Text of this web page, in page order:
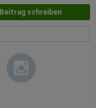
Beitrag schreiben